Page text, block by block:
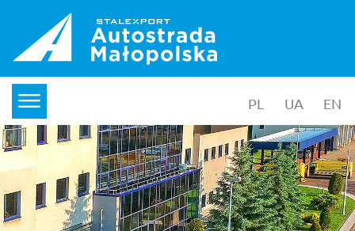
PL wersja polska
UA EN
menu